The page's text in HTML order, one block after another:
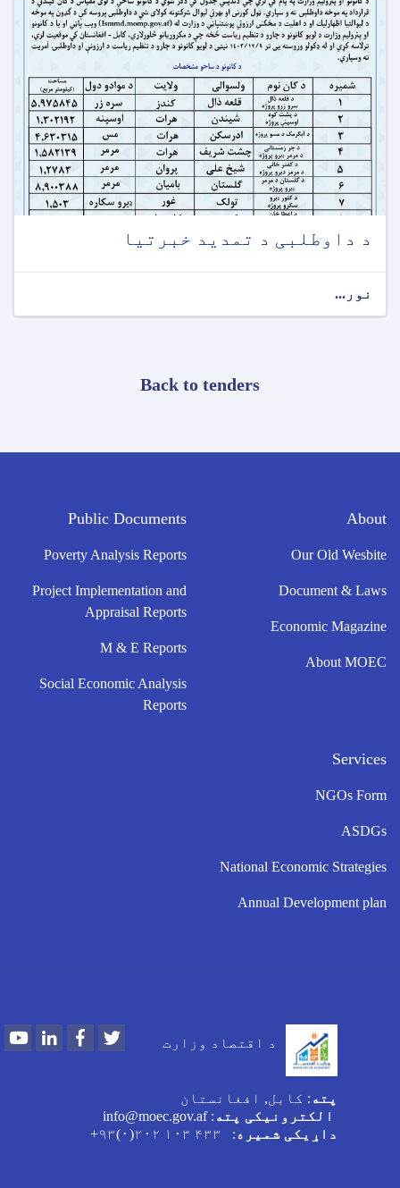
د داوطلبی د تمدید خبرتیا
نور...
Back to tenders
About
Our Old Wesbite
Document & Laws
Economic Magazine
About MOEC
Public Documents
Poverty Analysis Reports
Project Implementation and
Appraisal Reports
M & E Reports
Social Economic Analysis
Reports
Services
NGOs Form
ASDGs
National Economic Strategies
Annual Development plan
د اقتصاد وزارت
YoutubeLinkedInFacebook
پته : کابل, افغانستان
الکترونیکی پته : info@moec.gov.af
داړیکی شمیره : ۴۳۳ ۱۰۳ ۲۰۲(۰)۹۳+